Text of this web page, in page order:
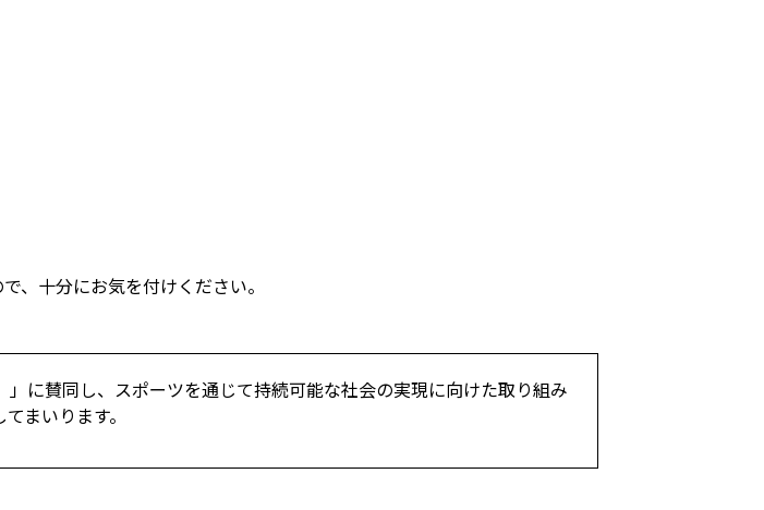
、十分にお気を付けください。
に賛同し、スポーツを通じて持続可能な社会の実現に向けた取り組み
まいります。